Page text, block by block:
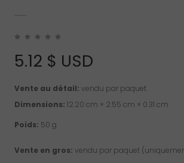
5.12 $ USD
Vente au détail: vendu par paquet.
Dimensions: 12.20 cm × 2.55 cm × 0.31 cm
Poids: 50 g
Vente en gros: vendu par paquet